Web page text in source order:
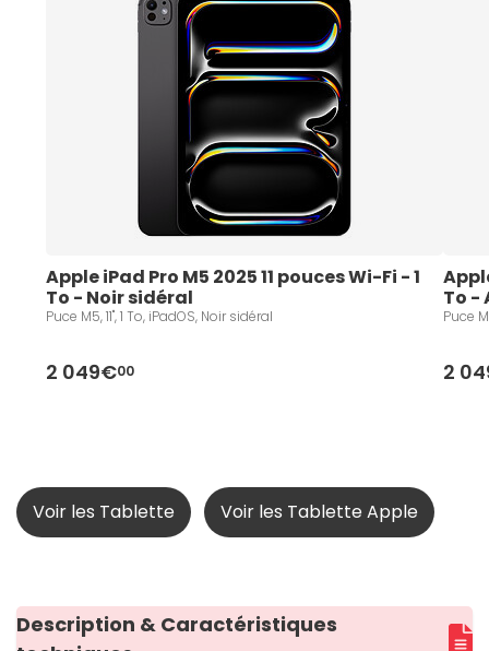
Apple iPad Pro M5 2025 11 pouces Wi-Fi - 1
To - Noir sidéral
Puce M5, 11", 1 To, iPadOS, Noir sidéral
2 049€00
To -
Puce
2
Voir les Tablette Voir les Tablette Apple
Description & Caractéristiques